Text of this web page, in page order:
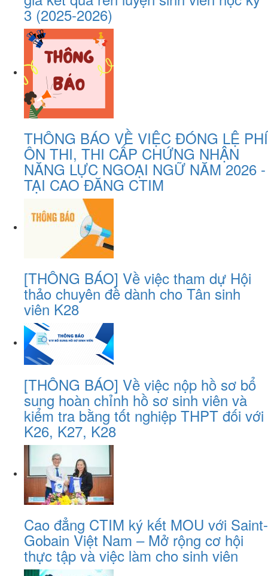
3 (2025-2026)
THÔNG BÁO VỀ VIỆC ĐÓNG LỆ PHÍ
ÔN THI, THI CẤP CHỨNG NHẬN
NĂNG LỰC NGOẠI NGỮ NĂM 2026 -
TẠI CAO ĐĂNG CTIM
[THÔNG BÁO] Về việc tham dự Hội
thảo chuyên đề dành cho Tân sinh
viên K28
[THÔNG BÁO] Về việc nộp hồ sơ bổ
sung hoàn chỉnh hồ sơ sinh viên và
kiểm tra bằng tốt nghiệp THPT đối với
K26, K27, K28
Cao đẳng CTIM ký kết MOU với Saint-
Gobain Việt Nam – Mở rộng cơ hội
thực tập và việc làm cho sinh viên